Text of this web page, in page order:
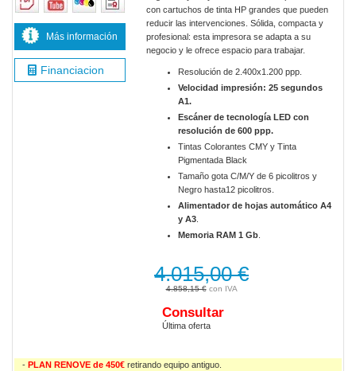
Más información
Financiacion
con cartuchos de tinta HP grandes que pueden
reducir las intervenciones. Sólida, compacta y
profesional: esta impresora se adapta a su
negocio y le ofrece espacio para trabajar.
Resolución de 2.400x1.200 ppp.
Velocidad impresión: 25 segundos
A1.
Escáner de tecnología LED con
resolución de 600 ppp.
Tintas Colorantes CMY y Tinta
Pigmentada Black
Tamaño gota C/M/Y de 6 picolitros y
Negro hasta12 picolitros.
Alimentador de hojas automático A4
y A3
Memoria RAM 1 Gb
4.858,15 €
4.015,00 €
Consultar
Última oferta
- PLAN RENOVE de 450€ retirando equipo antiguo.